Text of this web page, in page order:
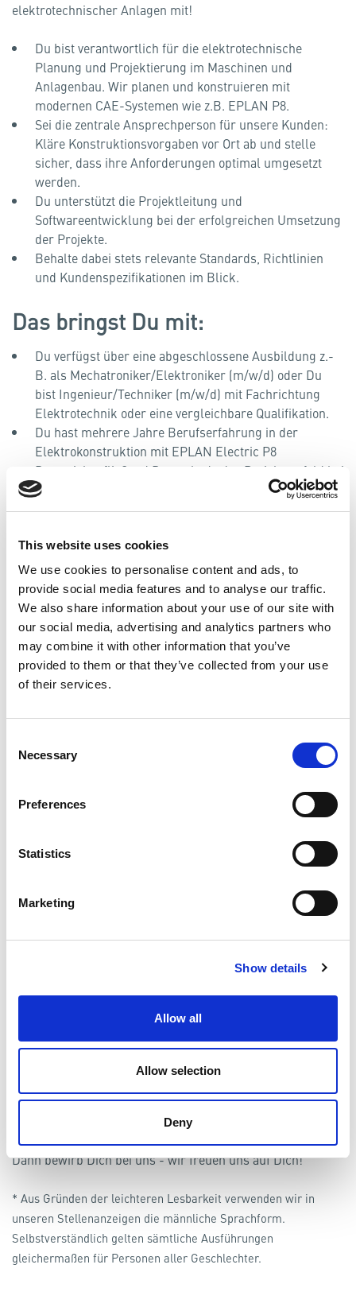
This website uses cookies
We use cookies to personalise content and ads, to
provide social media features and to analyse our traffic.
We also share information about your use of our site with
our social media, advertising and analytics partners who
may combine it with other information that you’ve
provided to them or that they’ve collected from your use
of their services.
Selection
Necessary
Preferences
Statistics
Marketing
Show details
Allow all
Allow selection
Deny
elektrotechnischer Anlagen mit!
Du bist verantwortlich für die elektrotechnische
Planung und Projektierung im Maschinen und
Anlagenbau. Wir planen und konstruieren mit
modernen CAE-Systemen wie z.B. EPLAN P8.
Sei die zentrale Ansprechperson für unsere Kunden:
Kläre Konstruktionsvorgaben vor Ort ab und stelle
sicher, dass ihre Anforderungen optimal umgesetzt
werden.
Du unterstützt die Projektleitung und
Softwareentwicklung bei der erfolgreichen Umsetzung
der Projekte.
Behalte dabei stets relevante Standards, Richtlinien
und Kundenspezifikationen im Blick.
Das bringst Du mit:
Du verfügst über eine abgeschlossene Ausbildung z.­
B. als Mechatroniker/Elektroniker (m/w/d) oder Du
bist Ingenieur/Techniker (m/w/d) mit Fachrichtung
Elektrotechnik oder eine vergleichbare Qualifikation.
Du hast mehrere Jahre Berufserfahrung in der
Elektrokonstruktion mit EPLAN Electric P8
Du sprichst fließend Deutsch, da das Projektumfeld bei
unseren Kunden vorrangig deutschsprachig ist, sowie
die Dokumentenerstellung hauptsächlich auf Deutsch
Eine sorgfältige und strukturierte Arbeitsweise sind
für Dich selbstverständlich.
Das erwartet Dich:
Entwicklungsmöglichkeiten innerhalb eines
Automatisierungskonzern
Unbefristeter Arbeitsvertrag
Flexible Arbeitszeiten und großer Handlungsspielraum
Kurze Entscheidungswege, flache
Job
mit privater
Corporate Benefit
Angenehme Arbeitsatmosphäre, offener und
Beginn:ab sofort
unterwww.vescon.com. Falls Du darüber hinaus Fragen zu
dieser Stellenanzeige hast, steht Dir
gerne zur Verfügung. Haben wir Dein Interesse geweckt?
Dann bewirb Dich bei uns - wir freuen uns auf Dich!
* Aus Gründen der leichteren Lesbarkeit verwenden wir in
unseren Stellenanzeigen die männliche Sprachform.
Selbstverständlich gelten sämtliche Ausführungen
gleichermaßen für Personen aller Geschlechter.